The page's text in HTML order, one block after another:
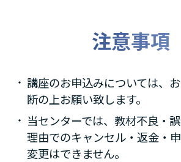
注意事項
講座のお申込みについては、
断の上お願い致します。
当センターでは、教材不良・
理由でのキャンセル・返金・
変更はできません。